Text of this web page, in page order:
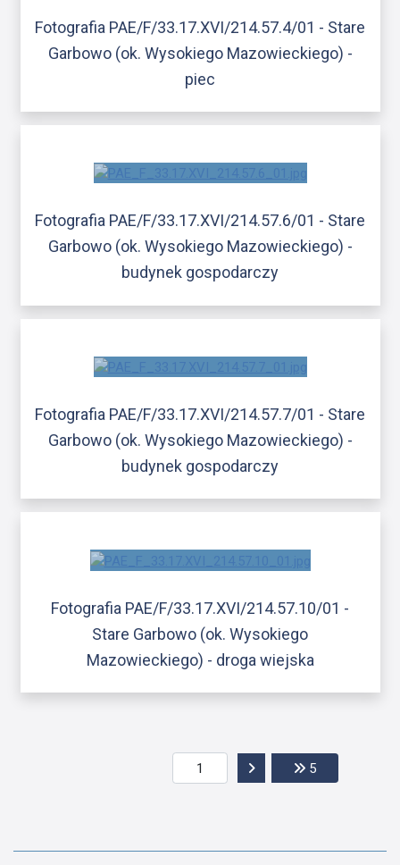
Fotografia PAE/F/33.17.XVI/214.57.4/01 - Stare
Garbowo (ok. Wysokiego Mazowieckiego) -
piec
Fotografia PAE/F/33.17.XVI/214.57.6/01 - Stare
Garbowo (ok. Wysokiego Mazowieckiego) -
budynek gospodarczy
Fotografia PAE/F/33.17.XVI/214.57.7/01 - Stare
Garbowo (ok. Wysokiego Mazowieckiego) -
budynek gospodarczy
Fotografia PAE/F/33.17.XVI/214.57.10/01 -
Stare Garbowo (ok. Wysokiego
Mazowieckiego) - droga wiejska
Przejdź do następnej
5Przejdź do